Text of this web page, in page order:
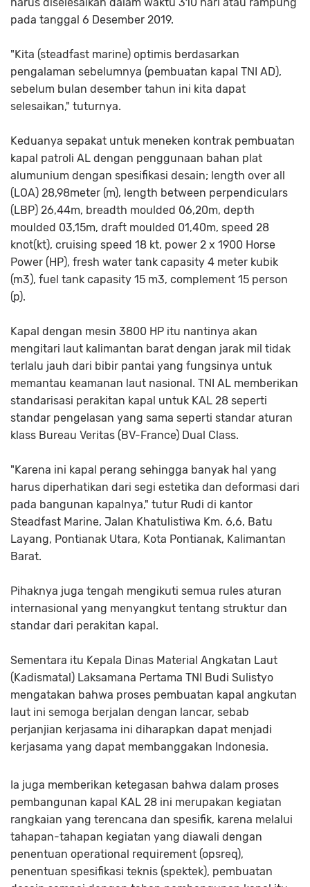
pada tanggal 6 Desember 2019.
"Kita (steadfast marine) optimis berdasarkan
pengalaman sebelumnya (pembuatan kapal TNI AD),
sebelum bulan desember tahun ini kita dapat
selesaikan," tuturnya.
Keduanya sepakat untuk meneken kontrak pembuatan
kapal patroli AL dengan penggunaan bahan plat
alumunium dengan spesifikasi desain; length over all
(LOA) 28,98meter (m), length between perpendiculars
(LBP) 26,44m, breadth moulded 06,20m, depth
moulded 03,15m, draft moulded 01,40m, speed 28
knot(kt), cruising speed 18 kt, power 2 x 1900 Horse
Power (HP), fresh water tank capasity 4 meter kubik
(m3), fuel tank capasity 15 m3, complement 15 person
(p).
Kapal dengan mesin 3800 HP itu nantinya akan
mengitari laut kalimantan barat dengan jarak mil tidak
terlalu jauh dari bibir pantai yang fungsinya untuk
memantau keamanan laut nasional. TNI AL memberikan
standarisasi perakitan kapal untuk KAL 28 seperti
standar pengelasan yang sama seperti standar aturan
klass Bureau Veritas (BV-France) Dual Class.
"Karena ini kapal perang sehingga banyak hal yang
harus diperhatikan dari segi estetika dan deformasi dari
pada bangunan kapalnya," tutur Rudi di kantor
Steadfast Marine, Jalan Khatulistiwa Km. 6,6, Batu
Layang, Pontianak Utara, Kota Pontianak, Kalimantan
Barat.
Pihaknya juga tengah mengikuti semua rules aturan
internasional yang menyangkut tentang struktur dan
standar dari perakitan kapal.
Sementara itu Kepala Dinas Material Angkatan Laut
(Kadismatal) Laksamana Pertama TNI Budi Sulistyo
mengatakan bahwa proses pembuatan kapal angkutan
laut ini semoga berjalan dengan lancar, sebab
perjanjian kerjasama ini diharapkan dapat menjadi
kerjasama yang dapat membanggakan Indonesia.
Ia juga memberikan ketegasan bahwa dalam proses
pembangunan kapal KAL 28 ini merupakan kegiatan
rangkaian yang terencana dan spesifik, karena melalui
tahapan-tahapan kegiatan yang diawali dengan
penentuan operational requirement (opsreq),
penentuan spesifikasi teknis (spektek), pembuatan